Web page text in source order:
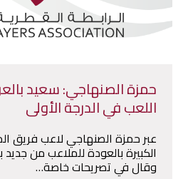
حمزة الصنهاجي: سعيد
اللعب في الدرجة الأولى
عبر حمزة الصنهاجي لاعب فريق
الكبيرة بالعودة للملاعب من
وقال في تصريحات خاصة…